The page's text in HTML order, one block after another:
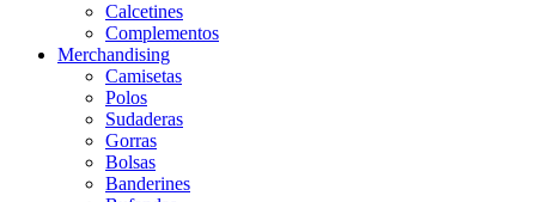
Calcetines
Complementos
Merchandising
Camisetas
Polos
Sudaderas
Gorras
Bolsas
Banderines